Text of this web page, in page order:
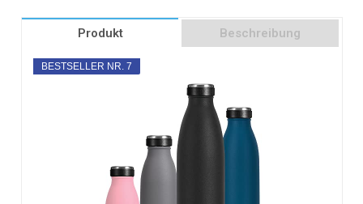
Produkt Beschreibung
BESTSELLER NR. 7